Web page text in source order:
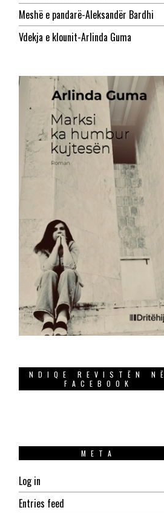
Meshë e pandarë-Aleksandër Bardhi
Vdekja e klounit-Arlinda Guma
NDIQE REVISTËN NË
FACEBOOK
META
Log in
Entries feed